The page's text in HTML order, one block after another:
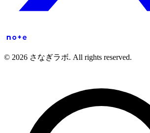
© 2026 さなぎラボ. All rights reserved.